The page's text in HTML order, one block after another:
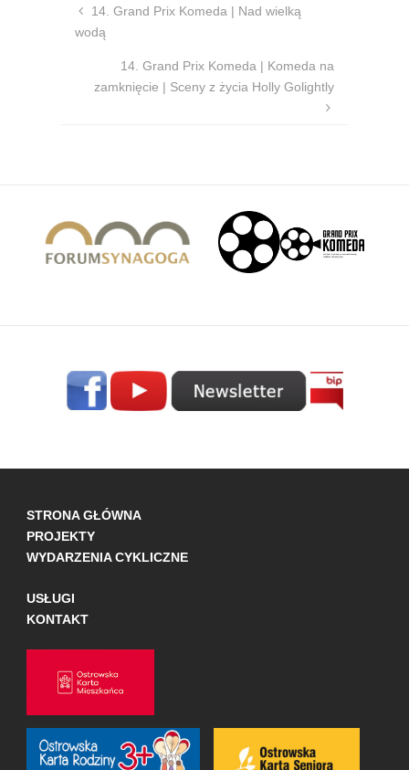
14. Grand Prix Komeda | Nad wielką
wodą
14. Grand Prix Komeda | Komeda na
zamknięcie | Sceny z życia Holly Golightly
STRONA GŁÓWNA
PROJEKTY
WYDARZENIA CYKLICZNE
USŁUGI
KONTAKT